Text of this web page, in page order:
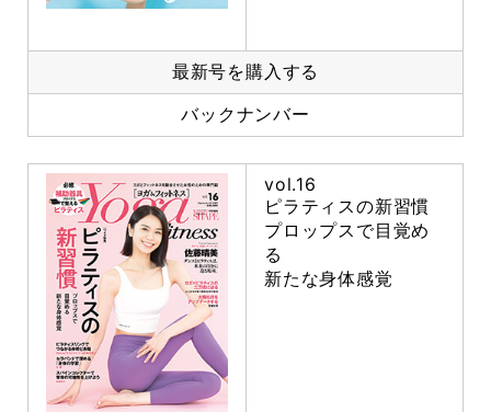
最新号を購入する
バックナンバー
vol.16
ピラティスの新習慣
プロップスで目覚め
る
新たな身体感覚